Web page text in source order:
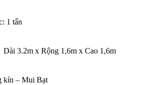
1 tấn
3.2m x Rộng 1,6m x Cao 1,6m
kín – Mui Bạt